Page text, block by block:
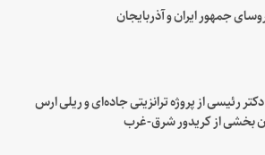
جمهور ایران و آذربایجان
رئیسی از پروژه ترانزیتی جاده‌ای و ریلی ارس
بخشی از کریدور شرق-غرب